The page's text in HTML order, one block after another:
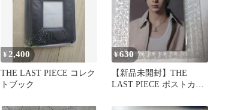
¥2,400
THE LAST PIECE コレク
トブック
¥630
【新品未開封】THE
LAST PIECE ポストカー